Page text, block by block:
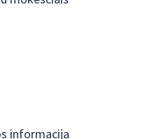
informacija